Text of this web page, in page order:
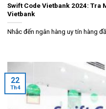
Swift Code Vietbank 2024: Tra
Vietbank
Nhắc đến ngân hàng uy tín hàng
22
Th4